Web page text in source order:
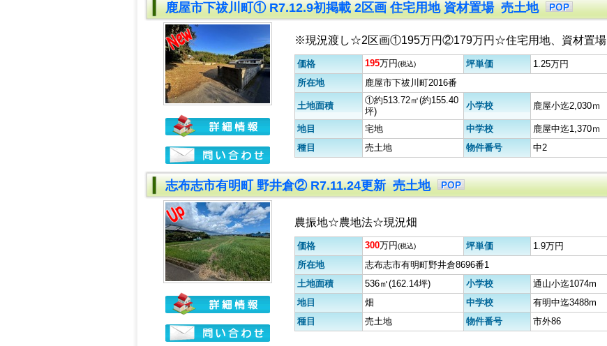
鹿屋市下祓川町① R7.12.9初掲載 2区画 住宅用地 資材置場 売土地
※現況渡し☆2区画①195万円②179万円☆住宅用地、資材置場
価格 195万円(税込) 坪単価
1.25万円
所在地
鹿屋市下祓川町2016番
土地面積
①約513.72㎡(約155.40
坪)
小学校 鹿屋小迄2,030ｍ
地目 宅地 中学校
鹿屋中迄1,370ｍ
種目
売土地 物件番号 中2
志布志市有明町 野井倉② R7.11.24更新 売土地
農振地☆農地法☆現況畑
価格 300万円(税込) 坪単価
1.9万円
所在地
志布志市有明町野井倉8696番1
土地面積
536㎡(162.14坪) 小学校
通山小迄1074m
地目
畑 中学校
有明中迄3488m
種目
売土地 物件番号 市外86